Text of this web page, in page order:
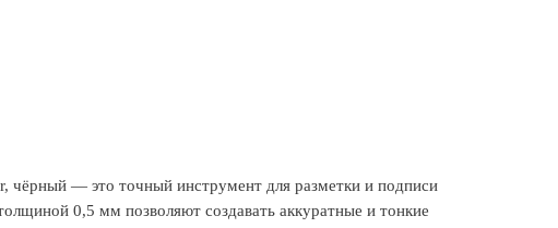
чёрный — это точный инструмент для разметки и подписи
0,5 мм позволяют создавать аккуратные и тонкие